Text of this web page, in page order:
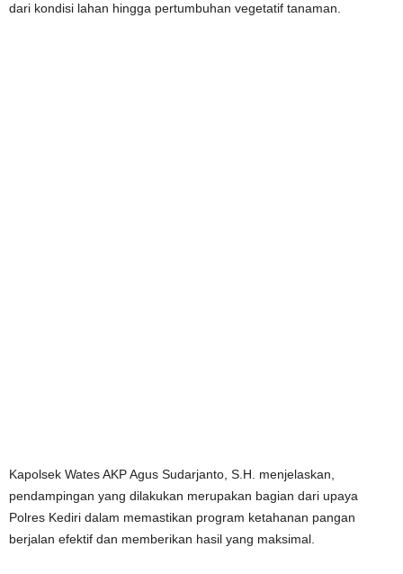
dari kondisi lahan hingga pertumbuhan vegetatif tanaman.
Kapolsek Wates AKP Agus Sudarjanto, S.H. menjelaskan,
pendampingan yang dilakukan merupakan bagian dari upaya
Polres Kediri dalam memastikan program ketahanan pangan
berjalan efektif dan memberikan hasil yang maksimal.